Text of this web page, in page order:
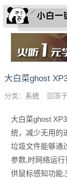
大白菜ghost
分类： 系统回答于
大白菜ghost
统，减少无用的
垃圾文件能够通
参数,时网络运
供鼠标感知功能